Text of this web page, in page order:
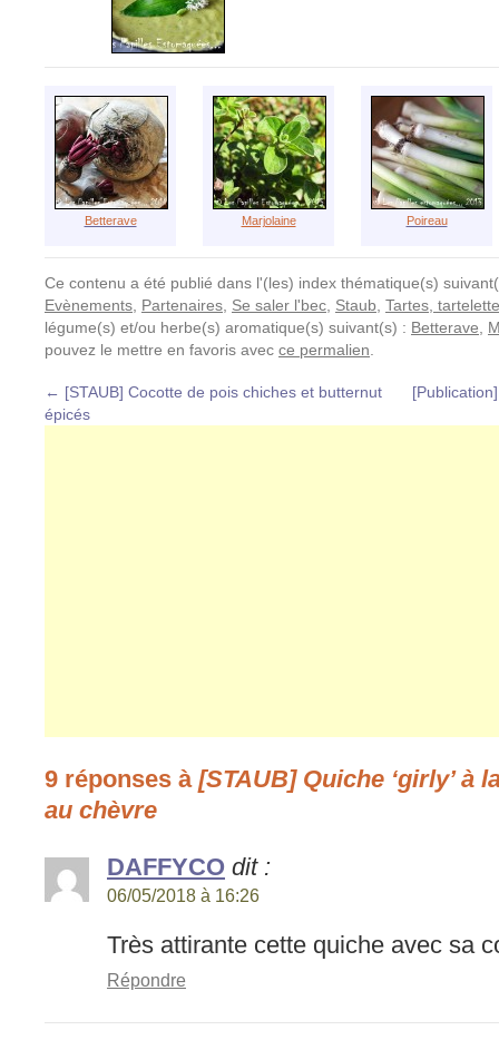
Betterave Marjolaine Poireau
Ce contenu a été publié dans l'(les) index thématique(s)
Evènements Partenaires Se saler l'bec Staub Tartes,
légume(s) et/ou herbe(s) aromatique(s) suivant(s) : Betterave
pouvez le mettre en favoris avec ce permalien
← [STAUB] Cocotte de pois chiches et butternut
épicés
9 réponses à [STAUB] Quiche ‘girly’ à
au chèvre
DAFFYCO dit :
06/05/2018 à 16:26
Très attirante cette quiche avec sa
Répondre